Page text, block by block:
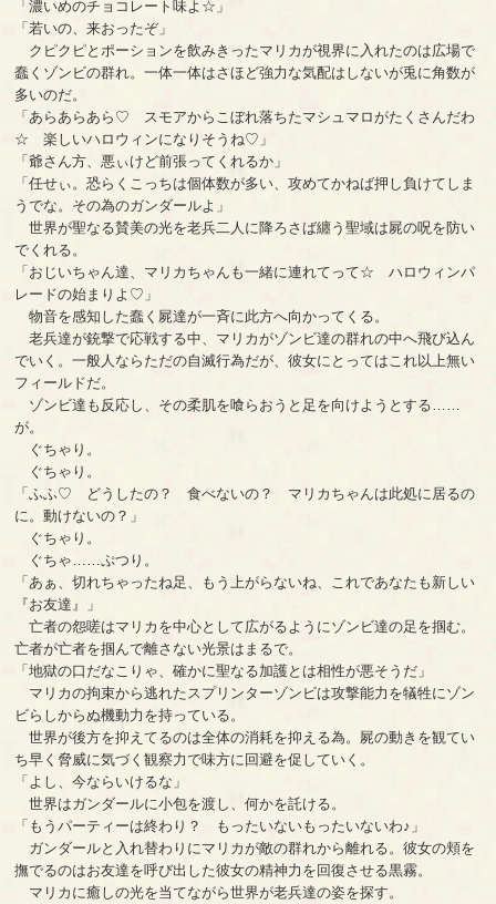
「濃いめのチョコレート味よ☆」
「若いの、来おったぞ」
クピクピとポーションを飲みきったマリカが視界に入れたのは広場で
蠢くゾンビの群れ。一体一体はさほど強力な気配はしないが兎に角数が
多いのだ。
「あらあらあら♡ スモアからこぼれ落ちたマシュマロがたくさんだわ
☆ 楽しいハロウィンになりそうね♡」
「爺さん方、悪ぃけど前張ってくれるか」
「任せぃ。恐らくこっちは個体数が多い、攻めてかねば押し負けてしま
うでな。その為のガンダールよ」
世界が聖なる賛美の光を老兵二人に降ろさば纏う聖域は屍の呪を防い
でくれる。
「おじいちゃん達、マリカちゃんも一緒に連れてって☆ ハロウィンパ
レードの始まりよ♡」
物音を感知した蠢く屍達が一斉に此方へ向かってくる。
老兵達が銃撃で応戦する中、マリカがゾンビ達の群れの中へ飛び込ん
でいく。一般人ならただの自滅行為だが、彼女にとってはこれ以上無い
フィールドだ。
ゾンビ達も反応し、その柔肌を喰らおうと足を向けようとする……
が。
ぐちゃり。
ぐちゃり。
「ふふ♡ どうしたの？ 食べないの？ マリカちゃんは此処に居るの
に。動けないの？」
ぐちゃり。
ぐちゃ……ぷつり。
「あぁ、切れちゃったね足、もう上がらないね、これであなたも新しい
『お友達』」
亡者の怨嗟はマリカを中心として広がるようにゾンビ達の足を掴む。
亡者が亡者を掴んで離さない光景はまるで。
「地獄の口だなこりゃ、確かに聖なる加護とは相性が悪そうだ」
マリカの拘束から逃れたスプリンターゾンビは攻撃能力を犠牲にゾン
ビらしからぬ機動力を持っている。
世界が後方を抑えてるのは全体の消耗を抑える為。屍の動きを観てい
ち早く脅威に気づく観察力で味方に回避を促していく。
「よし、今ならいけるな」
世界はガンダールに小包を渡し、何かを託ける。
「もうパーティーは終わり？ もったいないもったいないわ♪」
ガンダールと入れ替わりにマリカが敵の群れから離れる。彼女の頬を
撫でるのはお友達を呼び出した彼女の精神力を回復させる黒霧。
マリカに癒しの光を当てながら世界が老兵達の姿を探す。